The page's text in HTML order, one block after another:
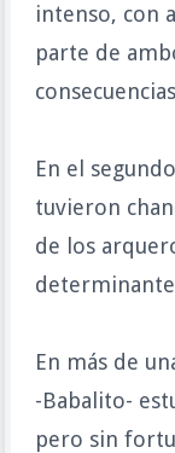
intenso, con
parte de
En el
tuvieron
de los
En más de
-Babalito-
pero sin